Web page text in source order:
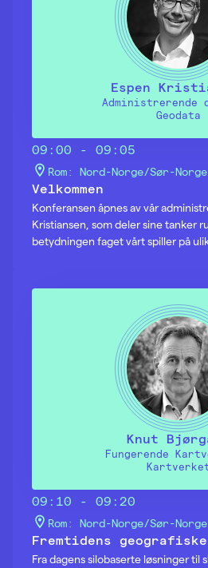
Espen
Administrerende
Geodata
Velkommen
Konferansen åpnes av vår
Kristiansen, som deler sine tanker
betydningen faget vårt spiller på
09:00 - 09:05
Rom: Nord-Norge/Sør-Norge
Knut
Fungerende
Fremtidens
Fra dagens silobaserte løsninger til
09:10 - 09:20
Rom: Nord-Norge/Sør-Norge